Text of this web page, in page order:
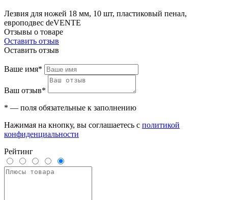
Лезвия для ножей 18 мм, 10 шт, пластиковый пенал,
европодвес deVENTE
Отзывы о товаре
Оставить отзыв
Оставить отзыв
Ваше имя*
Ваш отзыв*
* — поля обязательные к заполнению
Нажимая на кнопку, вы соглашаетесь с политикой
конфиденциальности
Рейтинг